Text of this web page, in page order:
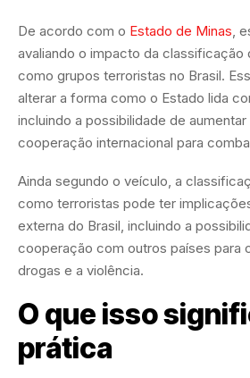
De acordo com o Estado de Minas ,
avaliando o impacto da classificação
como grupos terroristas no Brasil.
alterar a forma como o Estado lida
incluindo a possibilidade de
cooperação internacional para
Ainda segundo o veículo, a
como terroristas pode ter
externa do Brasil, incluindo a
cooperação com outros países para
drogas e a violência.
O que isso
prática